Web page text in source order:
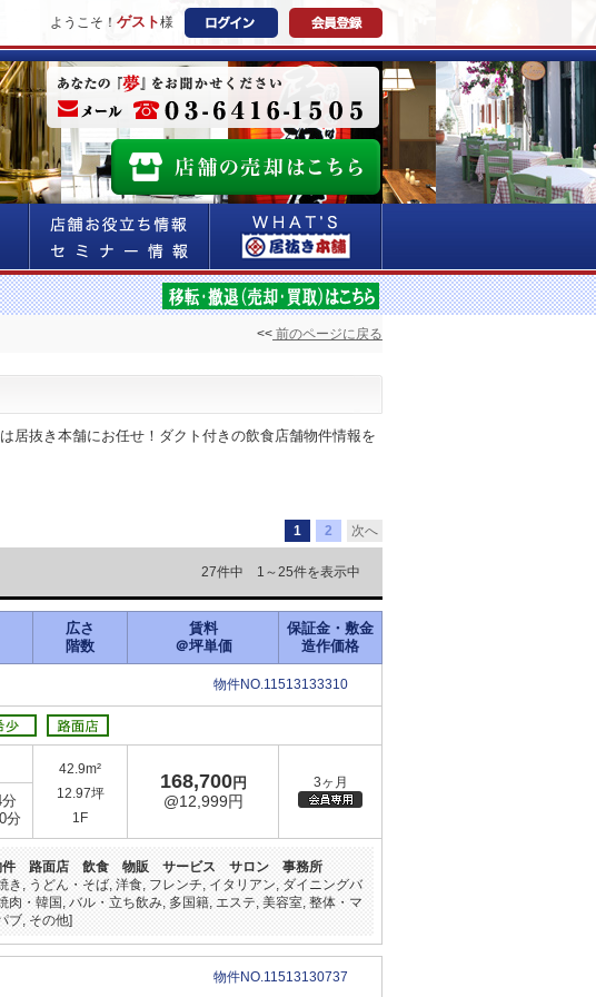
ようこそ！ ゲスト様
<< 前のページに戻る
居抜き本舗にお任せ！ダクト付きの飲食店舗物件情報を
1 2 次へ
27件中 1～25件を表示中
広さ
階数
賃料
＠坪単価
保証金・敷金
造作価格
物件NO.11513133310
42.9m²
12.97坪
1F
168,700円
@12,999円
3ヶ月
分
路面店 飲食 物販 サービス サロン 事務所
き, うどん・そば, 洋食, フレンチ, イタリアン, ダイニングバ
肉・韓国, バル・立ち飲み, 多国籍, エステ, 美容室, 整体・マ
ブ, その他]
物件NO.11513130737